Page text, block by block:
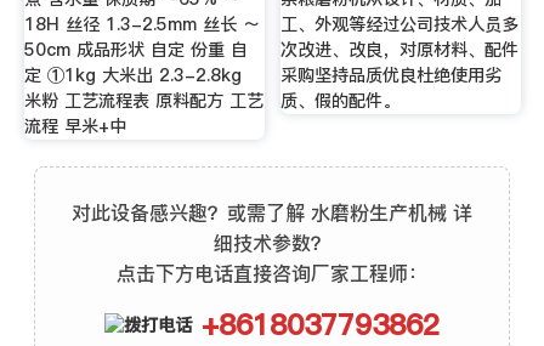
18H 丝径 1.3-2.5mm 丝长 ～
50cm 成品形状 自定 份重 自
定 ①1kg 大米出 2.3-2.8kg
米粉 工艺流程表 原料配方 工艺
流程 早米+中
工、外观等经过公司技术人员多
次改进、改良，对原材料、配件
采购坚持品质优良杜绝使用劣
质、假的配件。
对此设备感兴趣？或需了解 水磨粉生产机械 详
细技术参数？
点击下方电话直接咨询厂家工程师：
+8618037793862